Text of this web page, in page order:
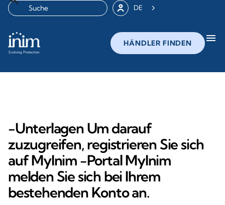
DE
HÄNDLER FINDEN menu
-Unterlagen Um darauf
zuzugreifen, registrieren Sie sich
auf MyInim -Portal MyInim
melden Sie sich bei Ihrem
bestehenden Konto an.